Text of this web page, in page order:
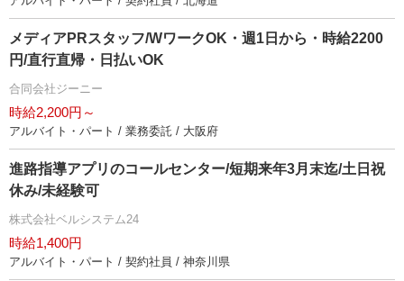
メディアPRスタッフ/WワークOK・週1日から・時給2200
円/直行直帰・日払いOK
合同会社ジーニー
時給2,200円～
アルバイト・パート / 業務委託 / 大阪府
進路指導アプリのコールセンター/短期来年3月末迄/土日祝
休み/未経験可
株式会社ベルシステム24
時給1,400円
アルバイト・パート / 契約社員 / 神奈川県